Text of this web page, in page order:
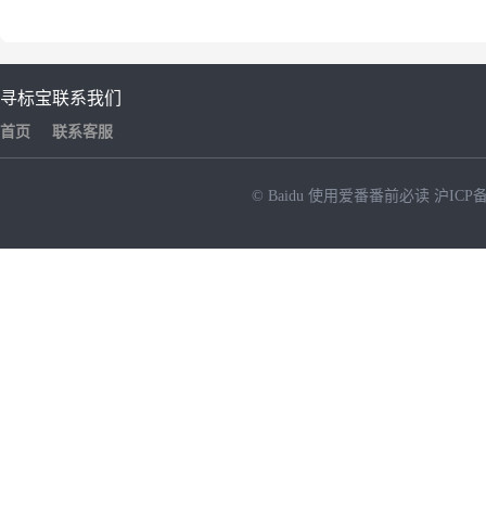
寻标宝
首页
联系我们
联系客服
© Baidu 使用爱番番前必读 沪ICP